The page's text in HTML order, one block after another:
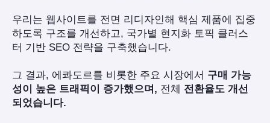
우리는 웹사이트를 전면 리디자인해 핵심 제품에 집중
하도록 구조를 개선하고, 국가별 현지화 토픽 클러스
터 기반 SEO 전략을 구축했습니다.
그 결과, 에콰도르를 비롯한 주요 시장에서 구매 가능
성이 높은 트래픽이 증가했으며, 전체 전환율도 개선
되었습니다.